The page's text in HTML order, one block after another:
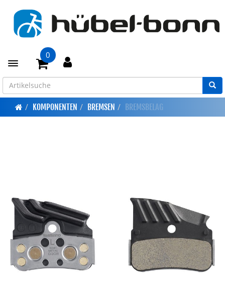
Toggle navigation
0
KOMPONENTEN BREMSEN BREMSBELAG